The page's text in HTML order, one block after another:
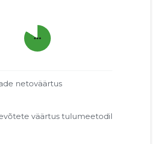
more_horiz
netoväärtus
väärtus tulumeetodil